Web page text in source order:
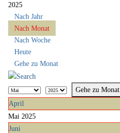
2025
Nach Jahr
Nach Monat
Nach Woche
Heute
Gehe zu Monat
Gehe zu Monat
April
Mai 2025
Juni